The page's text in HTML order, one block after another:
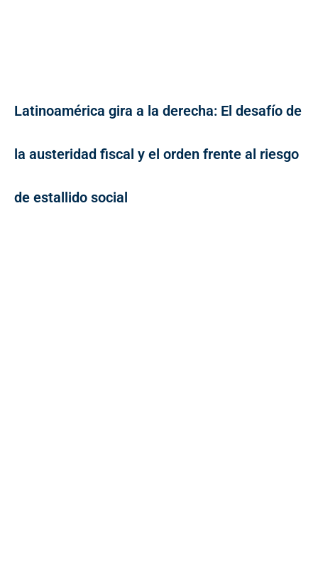
Latinoamérica gira a la derecha: El desafío de
la austeridad fiscal y el orden frente al riesgo
de estallido social